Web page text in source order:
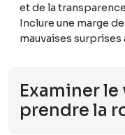
et de la
Inclure une marge
mauvaises
Examiner
prendre la